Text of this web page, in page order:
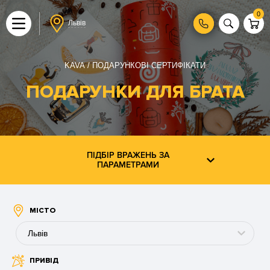
Львів
0
KAVA ПОДАРУНКОВІ СЕРТИФІКАТИ
ПОДАРУНКИ ДЛЯ БРАТА
ПІДБІР ВРАЖЕНЬ ЗА
ПАРАМЕТРАМИ
МІСТО
Львів
Буковель
ПРИВІД